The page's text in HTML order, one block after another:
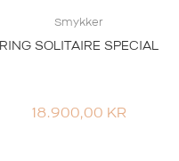
Smykker
RING SOLITAIRE SPECIAL
18.900,00 KR